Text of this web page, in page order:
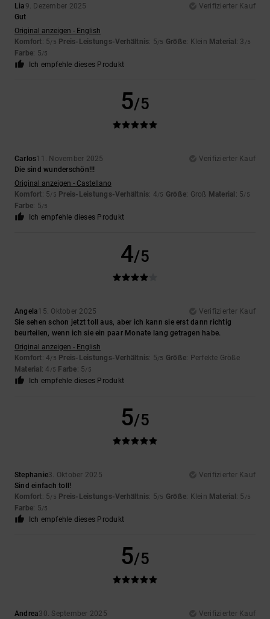
Lia 9. Dezember 2025
Verifizierter Kauf
Gut
Original anzeigen - English
Komfort: 5/5 Preis-Leistungs-Verhältnis: 5/5 Größe: Klein Material : 3 /5
Farbe: 5/5
Ich empfehle dieses Produkt
5/5
Carlos11. November 2025
Verifizierter Kauf
Die sind wunderschön!!!
Original anzeigen - Castellano
Komfort: 5/5 Preis-Leistungs-Verhältnis: 4/5 Größe: Groß Material : 5/5
Farbe: 5/5
Ich empfehle dieses Produkt
4/5
Angela15. Oktober 2025
Verifizierter Kauf
Sie sehen schon jetzt toll aus, aber ich kann sie erst dann richtig
beurteilen, wenn ich sie ein paar Monate lang getragen habe.
Original anzeigen - English
Komfort: 4/5 Preis-Leistungs-Verhältnis: 5/5 Größe: Perfekte Größe
Material : 4 /5 Farbe: 5/5
Ich empfehle dieses Produkt
5/5
Stephanie3. Oktober 2025
Verifizierter Kauf
Sind einfach toll!
Komfort: 5/5 Preis-Leistungs-Verhältnis: 5/5 Größe: Klein Material : 5 /5
Farbe: 5/5
Ich empfehle dieses Produkt
5/5
Andrea30. September 2025
Verifizierter Kauf